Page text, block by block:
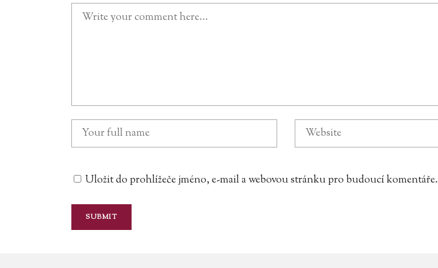
Uložit do prohlížeče jméno, e-mail a webovou stránku pro budoucí komentáře.